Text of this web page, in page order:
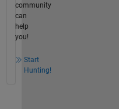
community
can
help
you!
Start
Hunting!